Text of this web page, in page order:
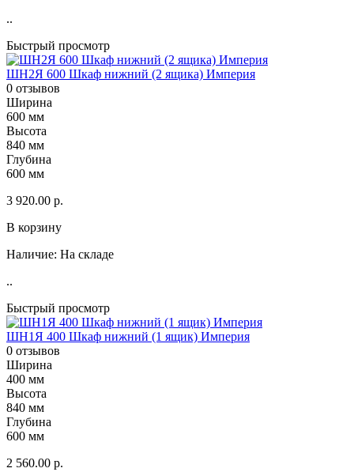
..
Быстрый просмотр
ШН2Я 600 Шкаф нижний (2 ящика) Империя
0 отзывов
Ширина
600 мм
Высота
840 мм
Глубина
600 мм
3 920.00 р.
В корзину
Наличие: На складе
..
Быстрый просмотр
ШН1Я 400 Шкаф нижний (1 ящик) Империя
0 отзывов
Ширина
400 мм
Высота
840 мм
Глубина
600 мм
2 560.00 р.